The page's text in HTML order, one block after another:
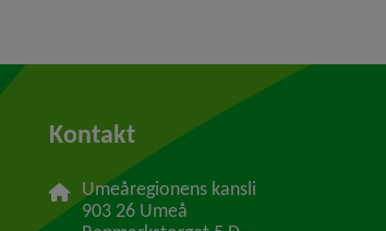
Kontakt
Umeåregionens kansli
903 26 Umeå